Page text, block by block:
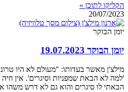
הקליקו לתוכן »
20/07/2023
יומן הבוקר
יומן הבוקר 19.07.2023
מילצ'ן מאשר בעדותו: "מעולם לא היו
'למה לא הבאת שמפניות וסיגרים'. אין
הבאתי לו סיגרים והוא גם לא דרש משהו